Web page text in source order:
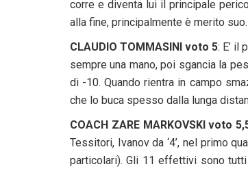
corre e diventa lui il principale
alla fine, principalmente è merito suo.
CLAUDIO TOMMASINI voto 5: E’ il
sempre una mano, poi sgancia la
di -10. Quando rientra in campo
che lo buca spesso dalla lunga
COACH ZARE MARKOVSKI voto
Tessitori, Ivanov da ‘4’, nel primo
particolari). Gli 11 effettivi sono